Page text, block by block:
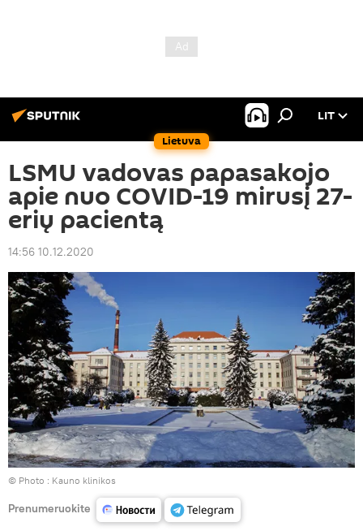
Lietuva
LIT
LSMU vadovas papasakojo
apie nuo COVID-19 mirusį 27-
erių pacientą
14:56 10.12.2020
© Photo : Kauno klinikos
Prenumeruokite